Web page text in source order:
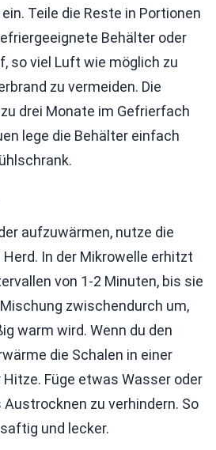
Teile die Reste in Portionen
Behälter oder
so viel Luft wie möglich zu
zu vermeiden. Die
drei Monate im Gefrierfach
lege die Behälter einfach
aufzuwärmen, nutze die
In der Mikrowelle erhitzt
von 1-2 Minuten, bis sie
zwischendurch um,
warm wird. Wenn du den
die Schalen in einer
Füge etwas Wasser oder
Austrocknen zu verhindern. So
und lecker.